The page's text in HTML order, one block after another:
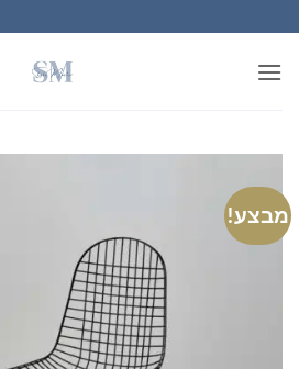
to
content
מבצע!